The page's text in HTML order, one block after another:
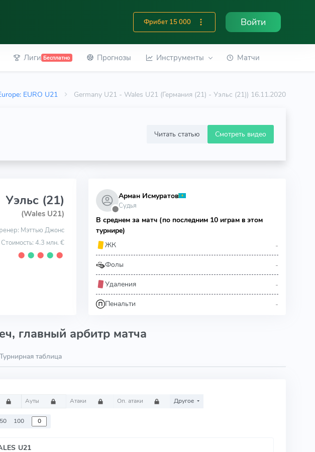
Фрибет 15 000 Войти
Лиги Бесплатно Прогнозы Инструменты Матчи
EURO U21 Germany U21 - Wales U21 (Германия (21) - Уэльс (21)) 16.11.2020
Читать статью Смотреть видео
Уэльс (21)
(Wales U21)
Мэттью Джонс
Стоимость: 4.3 млн. €
⬤ ⬤ ⬤ ⬤ ⬤
⬤
Арман Исмуратов
Судья
В среднем за матч (по последним 10 играм в этом
турнире)
ЖК
-
Фолы -
Удаления -
Пенальти -
главный арбитр матча
Турнирная таблица
Ауты Атаки Оп. атаки Другое
50 100
U21